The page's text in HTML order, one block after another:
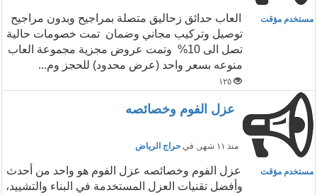
مستخدم مؤقت
العاب حدائق زحاليق متصلة بمراجيح وبدون مراجيح
توصيل وتركيب مجاني وضمان تمت خصومات حالية
تصل الى 10% وتمت عروض مجزية مجموعة العاب
منوعه بسعر واحد (عرض محدود) للحجز وم...
١٢٥
عزل الفوم وخصائصه
منذ ١١ شهر , في حراج الرياض
مستخدم مؤقت
عزل الفوم وخصائصه عزل الفوم هو واحد من أحدث
وأفضل تقنيات العزل المستخدمة في البناء والتشييد،